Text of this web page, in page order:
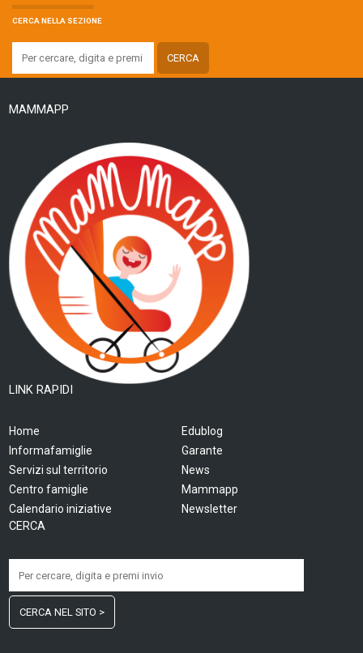
CERCA NELLA SEZIONE
MAMMAPP
LINK RAPIDI
Home
Informafamiglie
Servizi sul territorio
Centro famiglie
Calendario iniziative
Edublog
Garante
News
Mammapp
Newsletter
CERCA
CERCA NEL SITO >